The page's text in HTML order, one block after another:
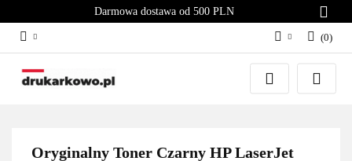
Darmowa dostawa od 500 PLN
Zaloguj się
Załóż konto
(0)
Oryginalny Toner Czarny HP LaserJet